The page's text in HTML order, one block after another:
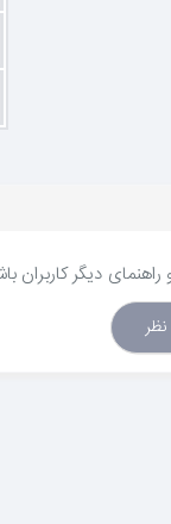
دیگر کاربران